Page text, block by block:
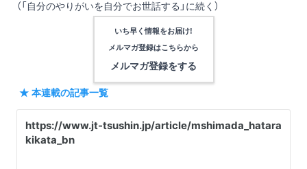
（「自分のやりがいを自分でお世話する」に続く）
いち早く情報をお届け!
メルマガ登録はこちらから
メルマガ登録をする
★ 本連載の記事一覧